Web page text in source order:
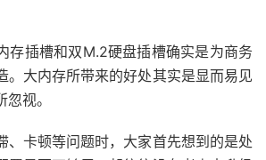
存插槽和双M.2硬盘插槽确实是为商务
。大内存所带来的好处其实是显而易见
视。
、卡顿等问题时，大家首先想到的是处